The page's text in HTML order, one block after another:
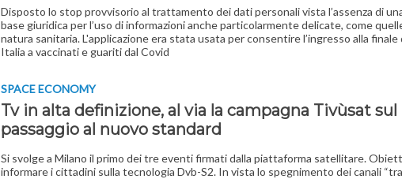
Disposto lo stop provvisorio al trattamento dei dati personali vista l’assenza di
base giuridica per l’uso di informazioni anche particolarmente delicate, come
natura sanitaria. L'applicazione era stata usata per consentire l’ingresso alla finale
Italia a vaccinati e guariti dal Covid
SPACE ECONOMY
Tv in alta definizione, al via la campagna Tivùsat sul
passaggio al nuovo standard
Si svolge a Milano il primo dei tre eventi firmati dalla piattaforma satellitare.
informare i cittadini sulla tecnologia Dvb-S2. In vista lo spegnimento dei canali